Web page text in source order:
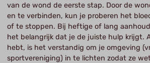
van de wond de eerste stap. Door de
en te verbinden, kun je proberen het
of te stoppen. Bij heftige of lang
het belangrijk dat je de juiste hulp krijgt.
hebt, is het verstandig om je omgeving
sportvereniging) in te lichten zodat ze